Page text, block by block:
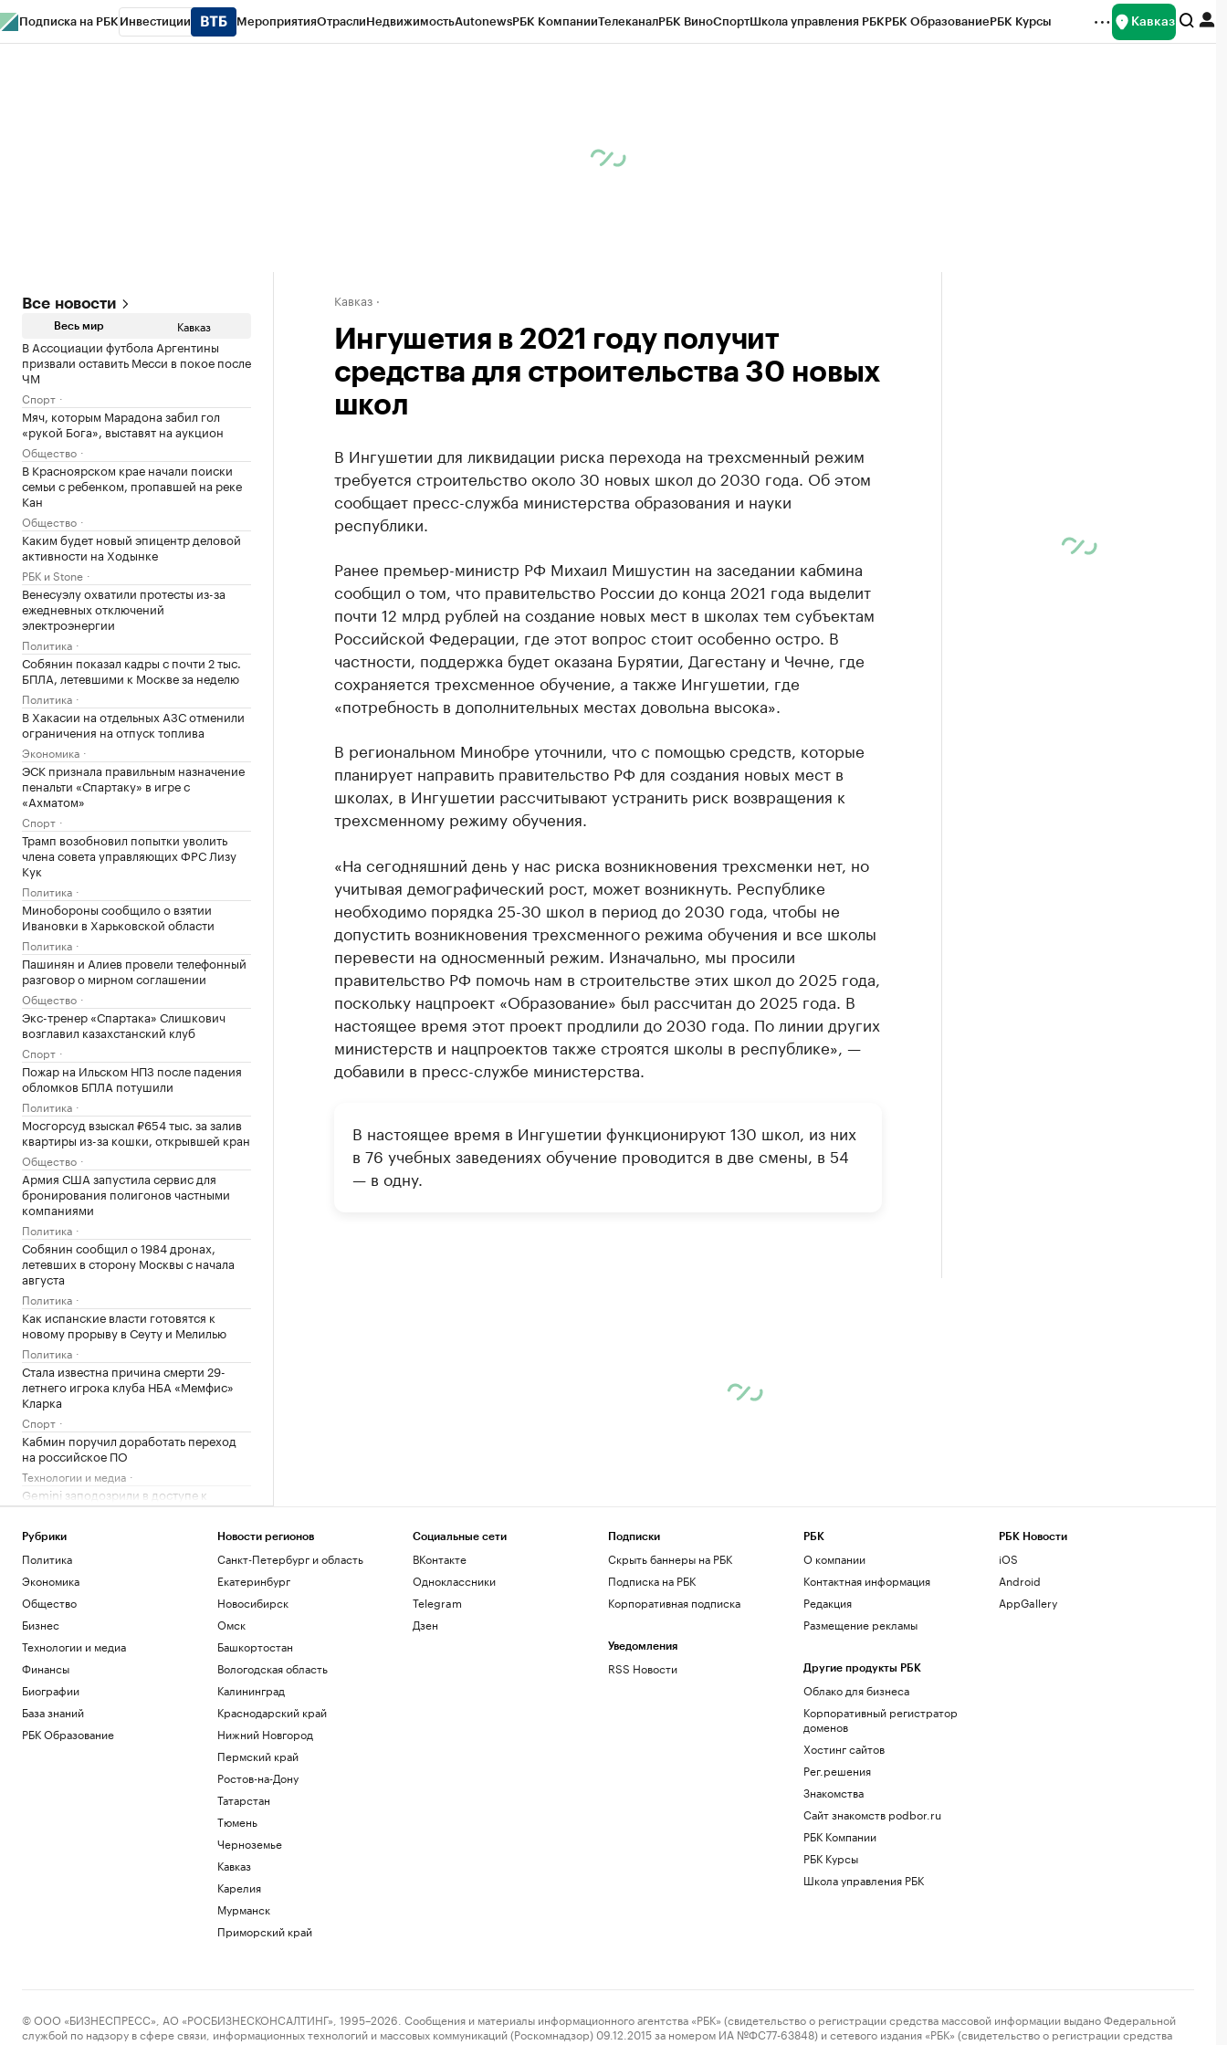
Подписка на РБК Инвестиции МероприятияОтраслиНедвижимостьAutonewsРБК КомпанииТелеканалРБК ВиноСпортШкола управления РБКРБК ОбразованиеРБК Курсы Кавказ
Все новости
Весь мир Кавказ
В Ассоциации футбола Аргентины
призвали оставить Месси в покое после
ЧМ
Спорт
Мяч, которым Марадона забил гол
«рукой Бога», выставят на аукцион
Общество
В Красноярском крае начали поиски
семьи с ребенком, пропавшей на реке
Кан
Общество
Каким будет новый эпицентр деловой
активности на Ходынке
РБК и Stone
Венесуэлу охватили протесты из-за
ежедневных отключений
электроэнергии
Политика
Собянин показал кадры с почти 2 тыс.
БПЛА, летевшими к Москве за неделю
Политика
В Хакасии на отдельных АЗС отменили
ограничения на отпуск топлива
Экономика
ЭСК признала правильным назначение
пенальти «Спартаку» в игре с
«Ахматом»
Спорт
Трамп возобновил попытки уволить
члена совета управляющих ФРС Лизу
Кук
Политика
Минобороны сообщило о взятии
Ивановки в Харьковской области
Политика
Пашинян и Алиев провели телефонный
разговор о мирном соглашении
Общество
Экс-тренер «Спартака» Слишкович
возглавил казахстанский клуб
Спорт
Пожар на Ильском НПЗ после падения
обломков БПЛА потушили
Политика
Мосгорсуд взыскал ₽654 тыс. за залив
квартиры из-за кошки, открывшей кран
Общество
Армия США запустила сервис для
бронирования полигонов частными
компаниями
Политика
Собянин сообщил о 1984 дронах,
летевших в сторону Москвы с начала
августа
Политика
Как испанские власти готовятся к
новому прорыву в Сеуту и Мелилью
Политика
Стала известна причина смерти 29-
летнего игрока клуба НБА «Мемфис»
Кларка
Спорт
Кабмин поручил доработать переход
на российское ПО
Технологии и медиа
Gemini заподозрили в доступе к
закрытым Google-документам
Технологии и медиа
Кавказ
Ингушетия в 2021 году получит
средства для строительства 30 новых
школ
В Ингушетии для ликвидации риска перехода на трехсменный режим
требуется строительство около 30 новых школ до 2030 года. Об этом
сообщает пресс-служба министерства образования и науки
республики.
Ранее премьер-министр РФ Михаил Мишустин на заседании кабмина
сообщил о том, что правительство России до конца 2021 года выделит
почти 12 млрд рублей на создание новых мест в школах тем субъектам
Российской Федерации, где этот вопрос стоит особенно остро. В
частности, поддержка будет оказана Бурятии, Дагестану и Чечне, где
сохраняется трехсменное обучение, а также Ингушетии, где
«потребность в дополнительных местах довольна высока».
В региональном Минобре уточнили, что с помощью средств, которые
планирует направить правительство РФ для создания новых мест в
школах, в Ингушетии рассчитывают устранить риск возвращения к
трехсменному режиму обучения.
«На сегодняшний день у нас риска возникновения трехсменки нет, но
учитывая демографический рост, может возникнуть. Республике
необходимо порядка 25-30 школ в период до 2030 года, чтобы не
допустить возникновения трехсменного режима обучения и все школы
перевести на односменный режим. Изначально, мы просили
правительство РФ помочь нам в строительстве этих школ до 2025 года,
поскольку нацпроект «Образование» был рассчитан до 2025 года. В
настоящее время этот проект продлили до 2030 года. По линии других
министерств и нацпроектов также строятся школы в республике», —
добавили в пресс-службе министерства.
В настоящее время в Ингушетии функционируют 130 школ, из них
в 76 учебных заведениях обучение проводится в две смены, в 54
— в одну.
Рубрики
Политика
Экономика
Общество
Бизнес
Технологии и медиа
Финансы
Биографии
База знаний
РБК Образование
Новости регионов
Санкт-Петербург и область
Екатеринбург
Новосибирск
Омск
Башкортостан
Вологодская область
Калининград
Краснодарский край
Нижний Новгород
Пермский край
Ростов-на-Дону
Татарстан
Тюмень
Черноземье
Кавказ
Карелия
Мурманск
Приморский край
Социальные сети
ВКонтакте
Одноклассники
Telegram
Дзен
Подписки
Скрыть баннеры на РБК
Подписка на РБК
Корпоративная подписка
Уведомления
RSS Новости
РБК
О компании
Контактная информация
Редакция
Размещение рекламы
Другие продукты РБК
Облако для бизнеса
Корпоративный регистратор
доменов
Хостинг сайтов
Рег.решения
Знакомства
Сайт знакомств podbor.ru
РБК Компании
РБК Курсы
Школа управления РБК
РБК Новости
iOS
Android
AppGallery
© ООО «БИЗНЕСПРЕСС», АО «РОСБИЗНЕСКОНСАЛТИНГ», 1995–2026. Сообщения и материалы информационного агентства «РБК» (свидетельство о регистрации средства массовой информации выдано Федеральной
службой по надзору в сфере связи, информационных технологий и массовых коммуникаций (Роскомнадзор) 09.12.2015 за номером ИА №ФС77-63848) и сетевого издания «РБК» (свидетельство о регистрации средства